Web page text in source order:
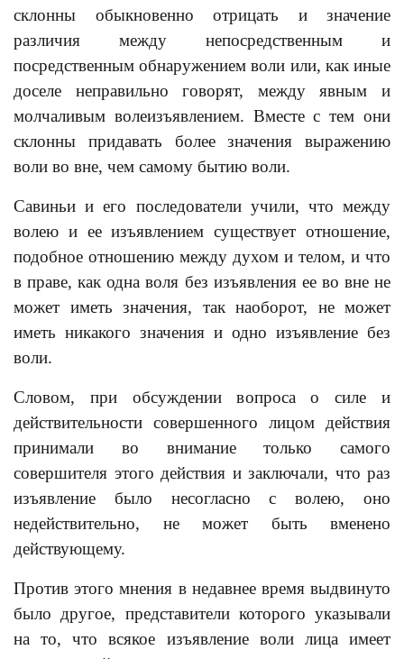
склонны обыкновенно отрицать и значение
различия между непосредственным и
посредственным обнаружением воли или, как иные
доселе неправильно говорят, между явным и
молчаливым волеизъявлением. Вместе с тем они
склонны придавать более значения выражению
воли во вне, чем самому бытию воли.
Савиньи и его последователи учили, что между
волею и ее изъявлением существует отношение,
подобное отношению между духом и телом, и что
в праве, как одна воля без изъявления ее во вне не
может иметь значения, так наоборот, не может
иметь никакого значения и одно изъявление без
воли.
Словом, при обсуждении вопроса о силе и
действительности совершенного лицом действия
принимали во внимание только самого
совершителя этого действия и заключали, что раз
изъявление было несогласно с волею, оно
недействительно, не может быть вменено
действующему.
Против этого мнения в недавнее время выдвинуто
было другое, представители которого указывали
на то, что всякое изъявление воли лица имеет